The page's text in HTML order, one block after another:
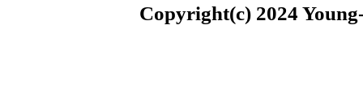
Copyright(c) 2024